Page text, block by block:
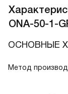
ONA-50-1-
ОСНОВНЫЕ
Метод